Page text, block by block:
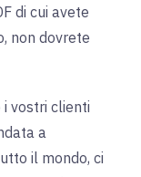
di cui avete
non dovrete
i vostri clienti
a
il mondo, ci